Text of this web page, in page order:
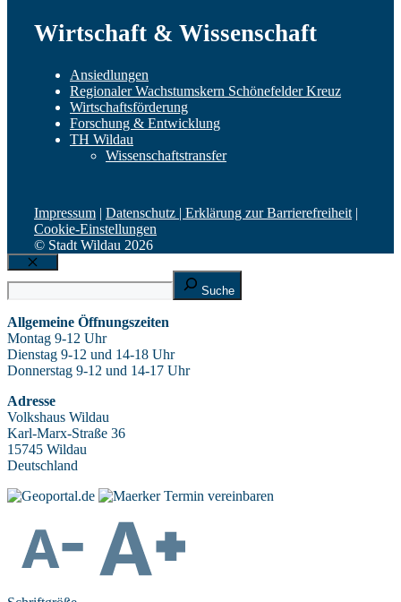
Wirtschaft & Wissenschaft
Ansiedlungen
Regionaler Wachstumskern Schönefelder Kreuz
Wirtschaftsförderung
Forschung & Entwicklung
TH Wildau
Wissenschaftstransfer
Impressum | Datenschutz | Erklärung zur Barrierefreiheit |
Cookie-Einstellungen
© Stadt Wildau 2026
Schließen
Suche
Suche
Allgemeine Öffnungszeiten
Montag 9-12 Uhr
Dienstag 9-12 und 14-18 Uhr
Donnerstag 9-12 und 14-17 Uhr
Adresse
Volkshaus Wildau
Karl-Marx-Straße 36
15745 Wildau
Deutschland
Termin vereinbaren